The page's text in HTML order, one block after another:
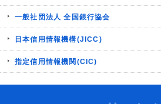
一般社団法人 全国銀行協会
日本信用情報機構(JICC)
指定信用情報機関(CIC)